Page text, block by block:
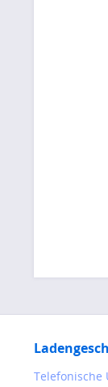
Telefonische